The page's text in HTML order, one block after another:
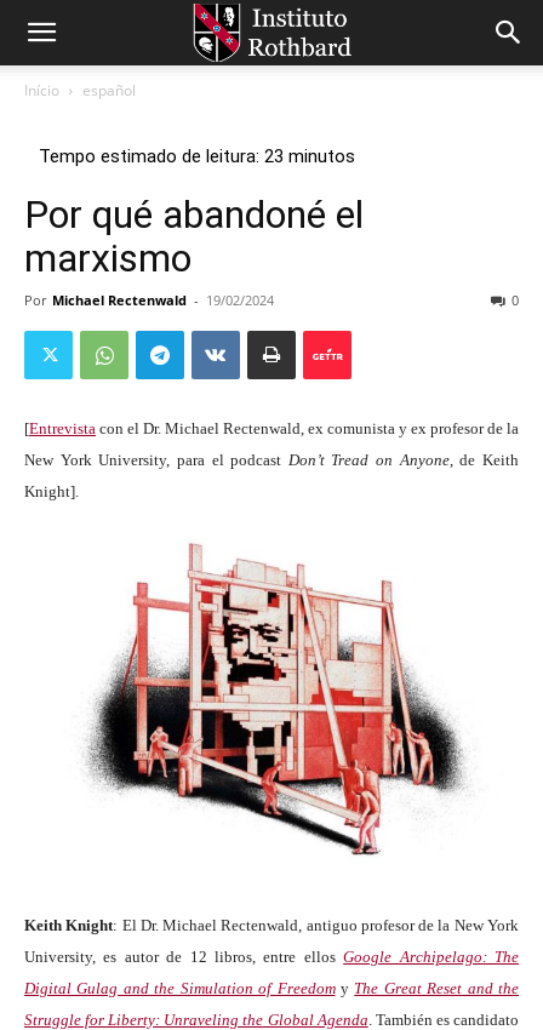
Início español
Por qué abandoné el
marxismo
Por Michael Rectenwald - 19/02/2024 0
[Entrevista con el Dr. Michael Rectenwald, ex comunista y ex profesor de la
New York University, para el podcast Don’t Tread on Anyone, de Keith
Knight].
Keith Knight: El Dr. Michael Rectenwald, antiguo profesor de la New York
University, es autor de 12 libros, entre ellosGoogle Archipelago: The
Digital Gulag and the Simulation of Freedomy The Great Reset and the
Struggle for Liberty: Unraveling the Global Agenda . También es candidato